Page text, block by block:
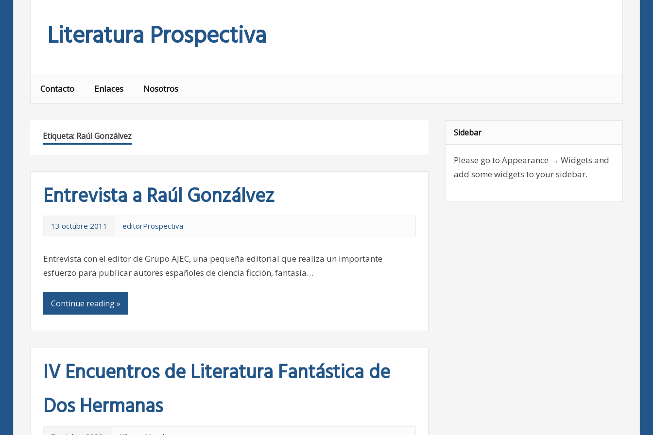
Literatura Prospectiva
Contacto Enlaces Nosotros
Etiqueta: Raúl Gonzálvez
Entrevista a Raúl Gonzálvez
13 octubre 2011 editorProspectiva
Entrevista con el editor de Grupo AJEC, una pequeña editorial que realiza un importante
esfuerzo para publicar autores españoles de ciencia ficción, fantasía…
Continue reading »
IV Encuentros de Literatura Fantástica de
Dos Hermanas
Sidebar
Please go to Appearance → Widgets and
add some widgets to your sidebar.